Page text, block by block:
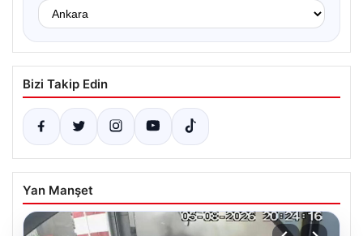
Bizi Takip Edin
Yan Manşet